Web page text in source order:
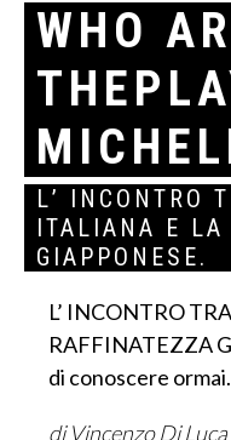
WHO
L’ INCONTRO
ITALIANA E LA
GIAPPONESE.
L’ INCONTRO
RAFFINATEZZA
di conoscere
di Vincenzo Di Luca